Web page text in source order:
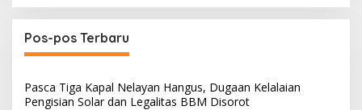
Pos-pos Terbaru
Pasca Tiga Kapal Nelayan Hangus, Dugaan Kelalaian
Pengisian Solar dan Legalitas BBM Disorot